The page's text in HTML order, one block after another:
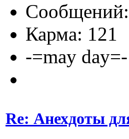
Карма: 121
-=may day=-
Re: Анехдоты